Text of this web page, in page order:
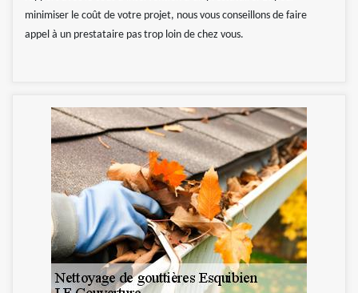
minimiser le coût de votre projet, nous vous conseillons de faire
appel à un prestataire pas trop loin de chez vous.